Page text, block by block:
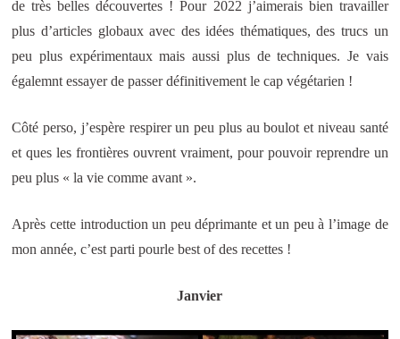
de très belles découvertes ! Pour 2022 j’aimerais bien travailler
plus d’articles globaux avec des idées thématiques, des trucs un
peu plus expérimentaux mais aussi plus de techniques. Je vais
égalemnt essayer de passer définitivement le cap végétarien !
Côté perso, j’espère respirer un peu plus au boulot et niveau santé
et ques les frontières ouvrent vraiment, pour pouvoir reprendre un
peu plus « la vie comme avant ».
Après cette introduction un peu déprimante et un peu à l’image de
mon année, c’est parti pourle best of des recettes !
Janvier